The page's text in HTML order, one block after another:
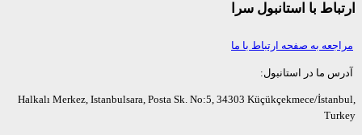
با استانبول سرا
به صفحه ارتباط با ما
ما در استانبول:
Halkalı Merkez, Istanbulsara, Posta Sk. No:5, 34303 Küçükçekmece/